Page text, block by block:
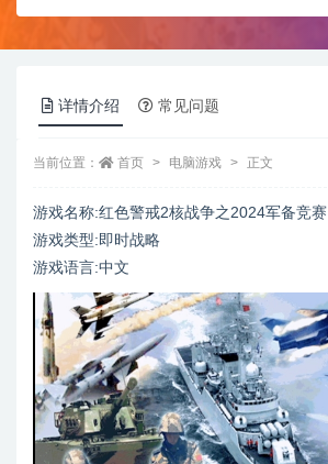
详情介绍 常见问题
当前位置： 首页 电脑游戏 正文
游戏名称:红色警戒2核战争之2024军备竞赛
游戏类型:即时战略
游戏语言:中文